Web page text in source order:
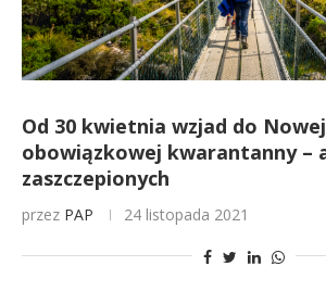
Od 30 kwietnia wzjad do
obowiązkowej kwarantanny –
zaszczepionych
przez PAP 24 listopada 2021